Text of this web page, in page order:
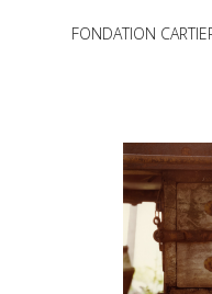
FONDATION